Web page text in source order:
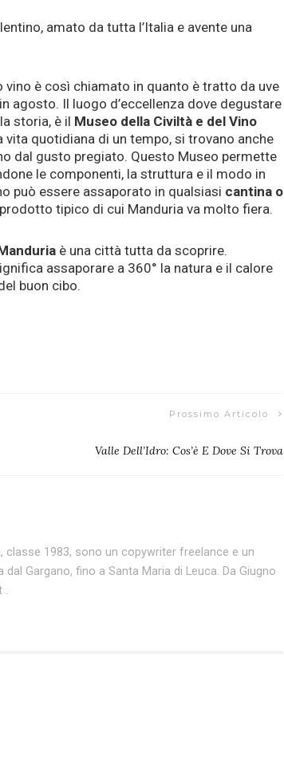
amato da tutta l’Italia e avente una
è così chiamato in quanto è tratto da uve
agosto. Il luogo d’eccellenza dove degustare
storia, è il Museo della Civiltà e del Vino
vita quotidiana di un tempo, si trovano anche
dal gusto pregiato. Questo Museo permette
le componenti, la struttura e il modo in
può essere assaporato in qualsiasi cantina o
tipico di cui Manduria va molto fiera.
è una città tutta da scoprire.
assaporare a 360° la natura e il calore
buon cibo.
Prossimo Articolo
Valle Dell’Idro: Cos’è E Dove Si Trova
classe 1983, sono un copywriter freelance e un
Gargano, fino a Santa Maria di Leuca. Da Giugno
.